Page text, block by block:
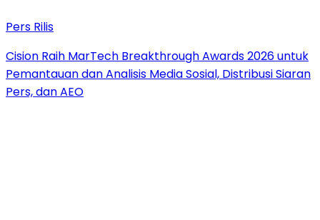
Pers Rilis
Cision Raih MarTech Breakthrough Awards 2026 untuk
Pemantauan dan Analisis Media Sosial, Distribusi Siaran
Pers, dan AEO